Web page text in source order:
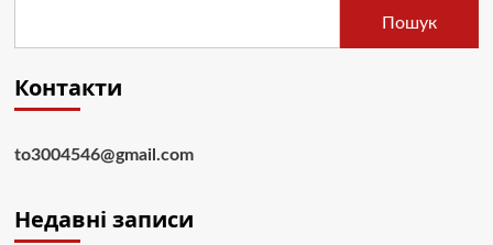
Пошук
Контакти
to3004546@gmail.com
Недавні записи